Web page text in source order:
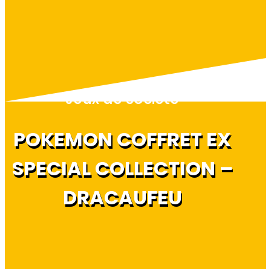
Jeux de société
POKEMON COFFRET EX
SPECIAL COLLECTION –
DRACAUFEU